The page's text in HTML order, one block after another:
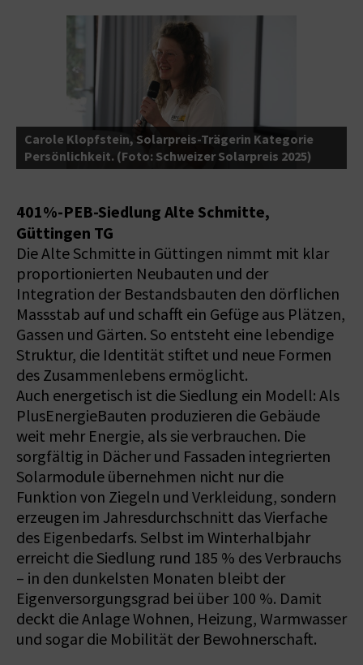
Carole Klopfstein, Solarpreis-Trägerin Kategorie
Persönlichkeit. (Foto: Schweizer Solarpreis 2025)
401%-PEB-Siedlung Alte Schmitte,
Güttingen TG
Die Alte Schmitte in Güttingen nimmt mit klar
proportionierten Neubauten und der
Integration der Bestandsbauten den dörflichen
Massstab auf und schafft ein Gefüge aus Plätzen,
Gassen und Gärten. So entsteht eine lebendige
Struktur, die Identität stiftet und neue Formen
des Zusammenlebens ermöglicht.
Auch energetisch ist die Siedlung ein Modell: Als
PlusEnergieBauten produzieren die Gebäude
weit mehr Energie, als sie verbrauchen. Die
sorgfältig in Dächer und Fassaden integrierten
Solarmodule übernehmen nicht nur die
Funktion von Ziegeln und Verkleidung, sondern
erzeugen im Jahresdurchschnitt das Vierfache
des Eigenbedarfs. Selbst im Winterhalbjahr
erreicht die Siedlung rund 185 % des Verbrauchs
– in den dunkelsten Monaten bleibt der
Eigenversorgungsgrad bei über 100 %. Damit
deckt die Anlage Wohnen, Heizung, Warmwasser
und sogar die Mobilität der Bewohnerschaft.